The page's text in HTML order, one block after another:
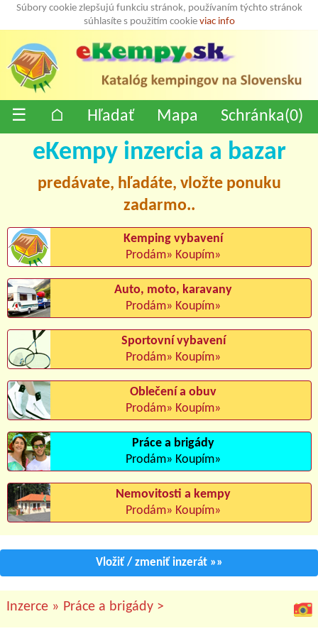
Súbory cookie zlepšujú funkciu stránok, používaním týchto stránok
súhlasíte s použitím cookie viac info
☰ ⌂ Hľadať Mapa Schránka(0)
eKempy inzercia a bazar
predávate, hľadáte, vložte ponuku
zadarmo..
Kemping vybavení
Prodám» Koupím»
Auto, moto, karavany
Prodám» Koupím»
Sportovní vybavení
Prodám» Koupím»
Oblečení a obuv
Prodám» Koupím»
Práce a brigády
Prodám» Koupím»
Nemovitosti a kempy
Prodám» Koupím»
Vložiť / zmeniť inzerát»»
Inzerce » Práce a brigády >